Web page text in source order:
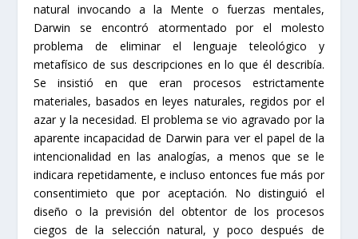
natural invocando a la Mente o fuerzas mentales,
Darwin se encontró atormentado por el molesto
problema de eliminar el lenguaje teleológico y
metafísico de sus descripciones en lo que él describía.
Se insistió en que eran procesos estrictamente
materiales, basados ​​en leyes naturales, regidos por el
azar y la necesidad. El problema se vio agravado por la
aparente incapacidad de Darwin para ver el papel de la
intencionalidad en las analogías, a menos que se le
indicara repetidamente, e incluso entonces fue más por
consentimieto que por aceptación. No distinguió el
diseño o la previsión del obtentor de los procesos
ciegos de la selección natural, y poco después de